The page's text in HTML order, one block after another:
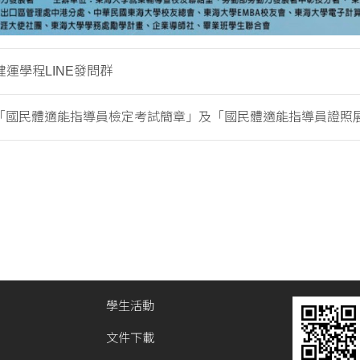
運學程LINE發問群
國民體適能指導員檢定考試簡章」及「國民體適能指導員證照
學生活動
文件下載